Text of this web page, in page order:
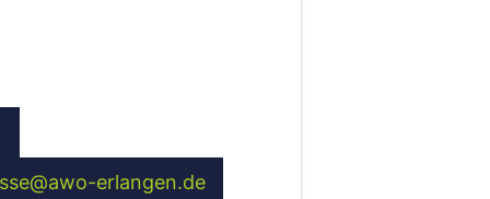
@awo-erlangen.de